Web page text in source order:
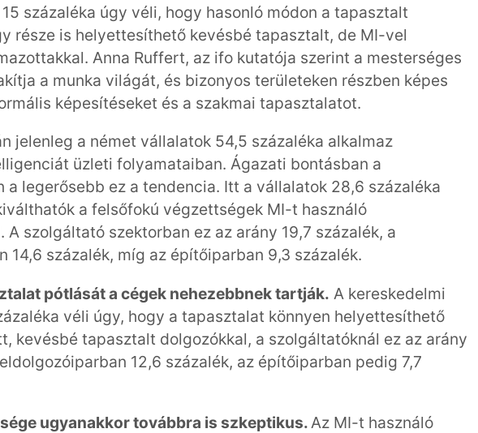
százaléka úgy véli, hogy hasonló módon a tapasztalt
része is helyettesíthető kevésbé tapasztalt, de MI-vel
Anna Ruffert, az ifo kutatója szerint a mesterséges
a munka világát, és bizonyos területeken részben képes
képesítéseket és a szakmai tapasztalatot.
jelenleg a német vállalatok 54,5 százaléka alkalmaz
üzleti folyamataiban. Ágazati bontásban a
a legerősebb ez a tendencia. Itt a vállalatok 28,6 százaléka
a felsőfokú végzettségek MI-t használó
A szolgáltató szektorban ez az arány 19,7 százalék, a
14,6 százalék, míg az építőiparban 9,3 százalék.
pótlását a cégek nehezebbnek tartják. A kereskedelmi
véli úgy, hogy a tapasztalat könnyen helyettesíthető
kevésbé tapasztalt dolgozókkal, a szolgáltatóknál ez az arány
12,6 százalék, az építőiparban pedig 7,7
ugyanakkor továbbra is szkeptikus. Az MI-t használó